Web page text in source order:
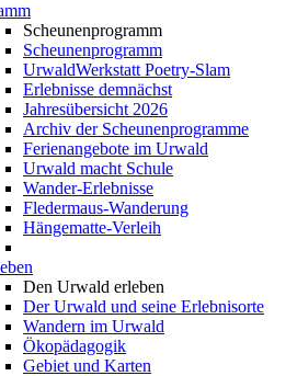
Scheunenprogramm
Scheunenprogramm
UrwaldWerkstatt Poetry-Slam
Erlebnisse demnächst
Jahresübersicht 2026
Archiv der Scheunenprogramme
Ferienangebote im Urwald
Urwald macht Schule
Wander-Erlebnisse
Fledermaus-Wanderung
Hängematte-Verleih
Den Urwald erleben
Der Urwald und seine Erlebnisorte
Wandern im Urwald
Ökopädagogik
Gebiet und Karten